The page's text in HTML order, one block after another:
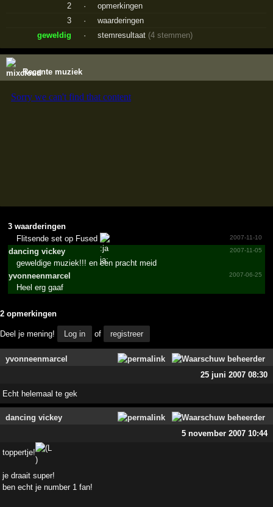
2
·
opmerkingen
3
·
waarderingen
geweldig
· stemresultaat (4 stemmen)
Recente muziek
3 waarderingen
2007-11-10
Flitsende set op Fused
dancing vickey
2007-11-05
geweldige muziek!!! en een pracht meid
yvonne­enmarc­el
2007-06-25
Heel erg gaaf
2 opmerkingen
Deel je mening! Log in of registreer
yvonneenmarcel
25 juni 2007 08:30
Echt helemaal te gek
dancing vickey
5 november 2007 10:44
toppertje!
je draait super!
ben echt je number 1 fan!